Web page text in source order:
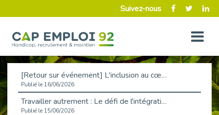
Suivez-nous
[Retour sur événement] L'inclusion au cœur de la Place de l'Emploi à La Défense !
Publié le 16/06/2026
Travailler autrement : Le défi de l'intégration des maladies chroniques en entreprise
Publié le 15/06/2026